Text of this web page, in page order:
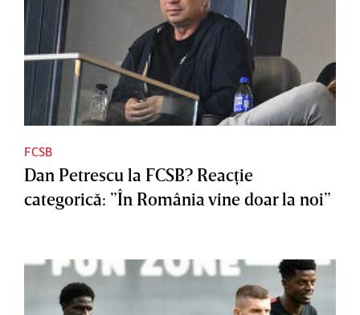
FCSB
Dan Petrescu la FCSB? Reacţie
categorică: ”În România vine doar la noi”